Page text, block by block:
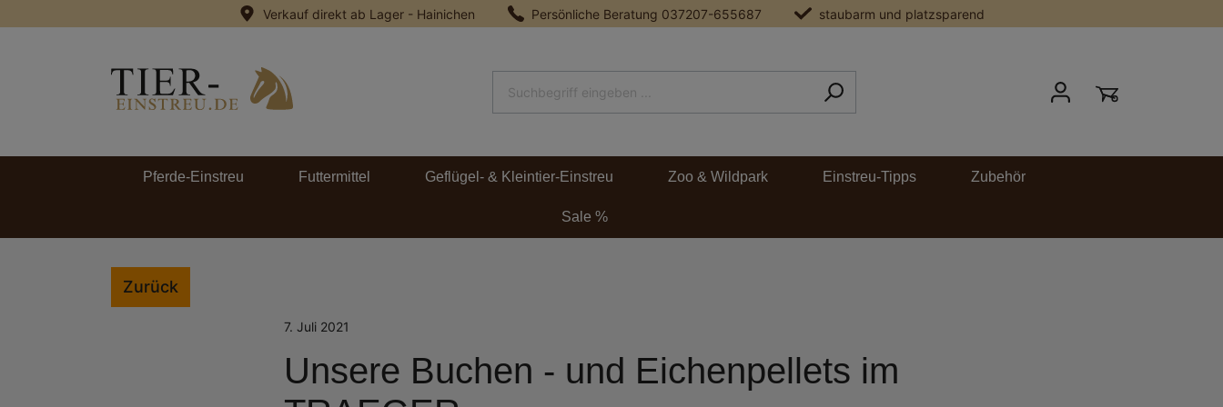
Zur Hauptnavigation springenVerkauf direkt ab Lager - Hainichen Persönliche Beratung 037207-655687 staubarm und platzsparend
Pferde-Einstreu Futtermittel Geflügel- & Kleintier-Einstreu Zoo & Wildpark Einstreu-Tipps Zubehör
Sale %
Zurück
7. Juli 2021
Unsere Buchen - und Eichenpellets im